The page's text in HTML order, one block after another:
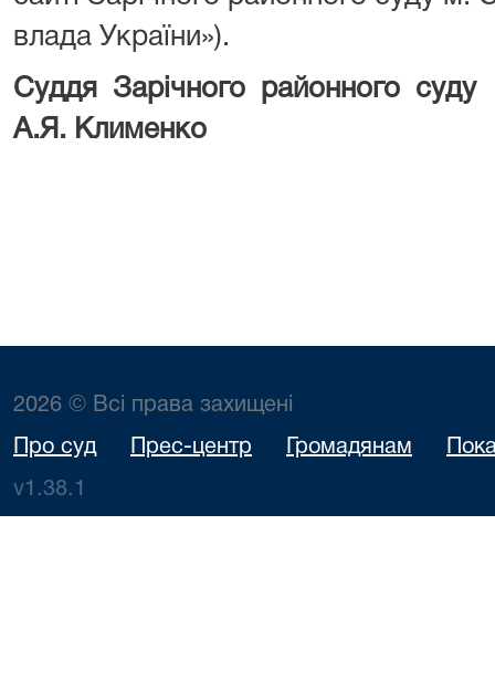
влада України»).
Суддя Зарічного районного
А.Я. Клименко
2026 © Всі права захищені
Про суд Прес-центр Громадянам
v1.38.1